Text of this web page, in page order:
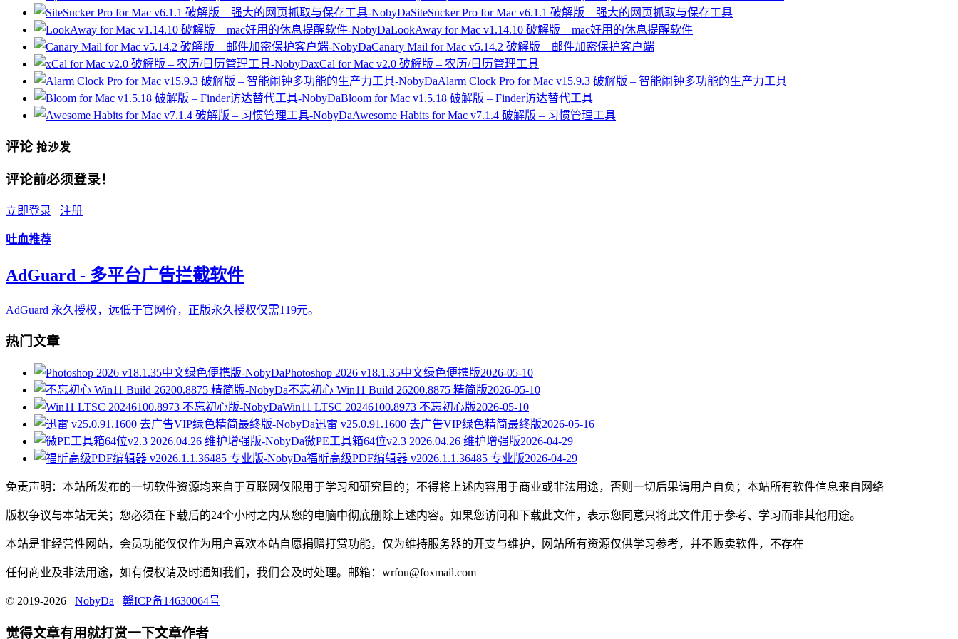
SiteSucker Pro for Mac v6.1.1 破解版 – 强大的网页抓取与保存工具
LookAway for Mac v1.14.10 破解版 – mac好用的休息提醒软件
Canary Mail for Mac v5.14.2 破解版 – 邮件加密保护客户端
xCal for Mac v2.0 破解版 – 农历/日历管理工具
Alarm Clock Pro for Mac v15.9.3 破解版 – 智能闹钟多功能的生产力工具
Bloom for Mac v1.5.18 破解版 – Finder访达替代工具
Awesome Habits for Mac v7.1.4 破解版 – 习惯管理工具
评论 抢沙发
评论前必须登录！
立即登录 注册
吐血推荐
AdGuard - 多平台广告拦截软件
AdGuard 永久授权，远低于官网价，正版永久授权仅需119元。
热门文章
Photoshop 2026 v18.1.35中文绿色便携版2026-05-10
不忘初心 Win11 Build 26200.8875 精简版2026-05-10
Win11 LTSC 20246100.8973 不忘初心版2026-05-10
迅雷 v25.0.91.1600 去广告VIP绿色精简最终版2026-05-16
微PE工具箱64位v2.3 2026.04.26 维护增强版2026-04-29
福昕高级PDF编辑器 v2026.1.1.36485 专业版2026-04-29
免责声明：本站所发布的一切软件资源均来自于互联网仅限用于学习和研究目的；不得将上述内容用于商业或非法用途，否则一切后果请用户自负；本站所有软件信息来自网络
版权争议与本站无关；您必须在下载后的24个小时之内从您的电脑中彻底删除上述内容。如果您访问和下载此文件，表示您同意只将此文件用于参考、学习而非其他用途。
本站是非经营性网站，会员功能仅仅作为用户喜欢本站自愿捐赠打赏功能，仅为维持服务器的开支与维护，网站所有资源仅供学习参考，并不贩卖软件，不存在
任何商业及非法用途，如有侵权请及时通知我们，我们会及时处理。邮箱：wrfou@foxmail.com
© 2019-2026 NobyDa 赣ICP备14630064号
觉得文章有用就打赏一下文章作者